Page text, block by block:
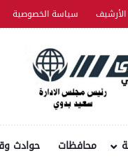
الأرشيف سياسة الخصوصية
محافظات حوادث